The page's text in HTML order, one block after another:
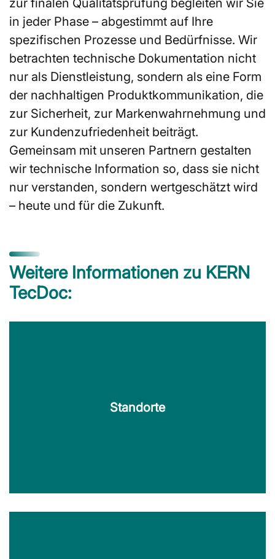
in jeder Phase – abgestimmt auf Ihre
spezifischen Prozesse und Bedürfnisse. Wir
betrachten technische Dokumentation nicht
nur als Dienstleistung, sondern als eine Form
der nachhaltigen Produktkommunikation, die
zur Sicherheit, zur Markenwahrnehmung und
zur Kundenzufriedenheit beiträgt.
Gemeinsam mit unseren Partnern gestalten
wir technische Information so, dass sie nicht
nur verstanden, sondern wertgeschätzt wird
– heute und für die Zukunft.
Weitere Informationen zu KERN
TecDoc:
Standorte